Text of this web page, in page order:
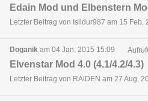
Edain Mod und Elbenstern
Letzter Beitrag von Isildur987 am 15 Feb,
Doganik am 04 Jan, 2015 15:09
Elvenstar Mod 4.0 (4.1/4.2/4.3)
Letzter Beitrag von RAlDEN am 27 Aug,